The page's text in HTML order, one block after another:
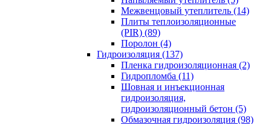
Межвенцовый утеплитель (14)
Плиты теплоизоляционные
(PIR) (89)
Поролон (4)
Гидроизоляция (137)
Пленка гидроизоляционная (2)
Гидропломба (11)
Шовная и инъекционная
гидроизоляция,
гидроизоляционный бетон (5)
Обмазочная гидроизоляция (98)